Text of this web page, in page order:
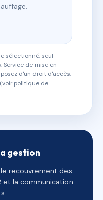
sélectionné, seul
de mise en
d'un droit d'accès,
politique de
gestion
recouvrement des
et la communication